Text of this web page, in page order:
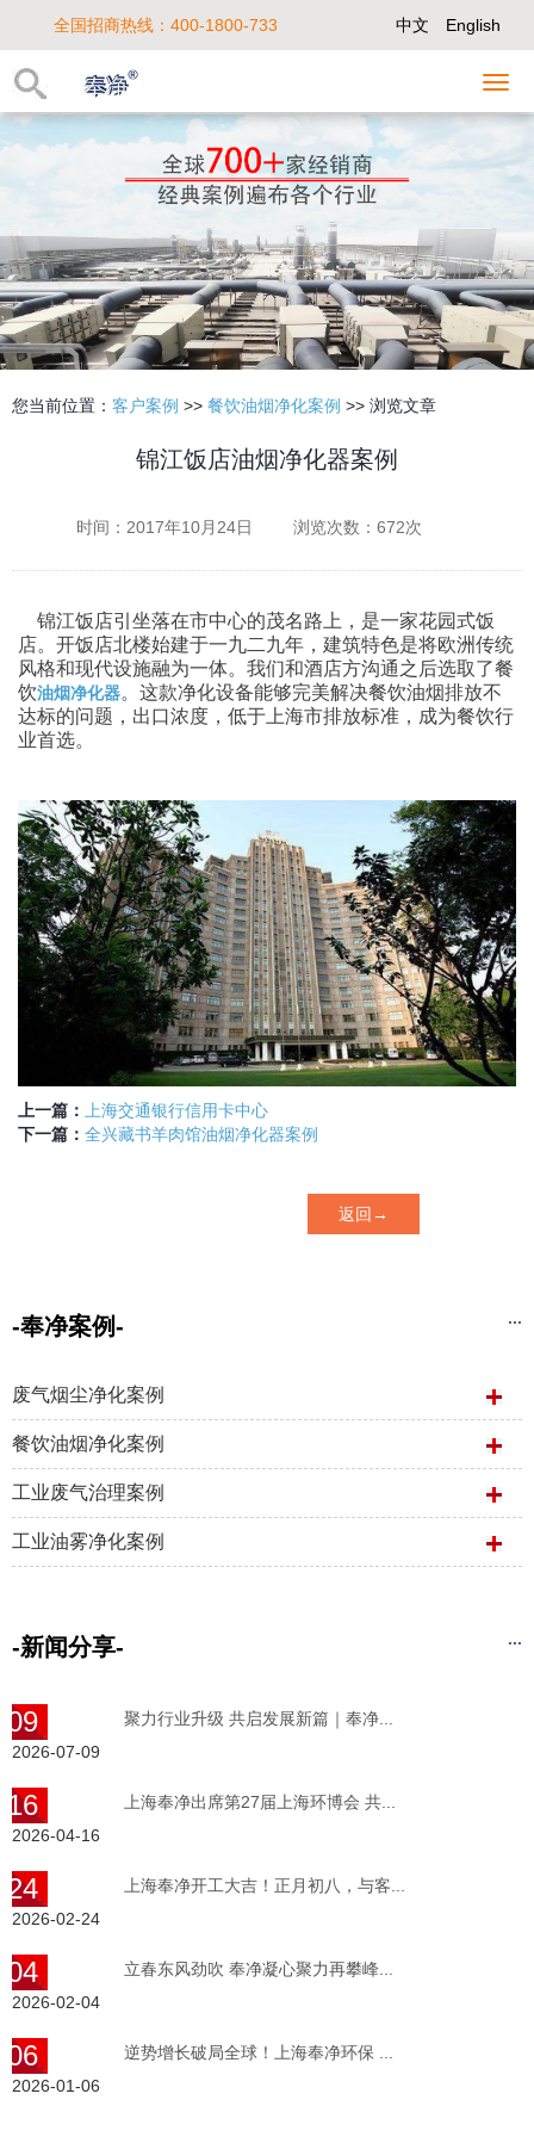
全国招商热线：400-1800-733 中文 English
您当前位置： 客户案例 >> 餐饮油烟净化案例 >> 浏览文章
锦江饭店油烟净化器案例
时间：2017年10月24日 浏览次数： 672次
锦江饭店引坐落在市中心的茂名路上，是一家花园式饭
店。开饭店北楼始建于一九二九年，建筑特色是将欧洲传统
风格和现代设施融为一体。我们和酒店方沟通之后选取了餐
饮油烟净化器。这款净化设备能够完美解决餐饮油烟排放不
达标的问题，出口浓度，低于上海市排放标准，成为餐饮行
业首选。
上一篇： 上海交通银行信用卡中心
下一篇： 全兴藏书羊肉馆油烟净化器案例
返回→
-奉净案例- ...
废气烟尘净化案例
餐饮油烟净化案例
工业废气治理案例
工业油雾净化案例
-新闻分享- ...
09
2026-07-09
聚力行业升级 共启发展新篇｜奉净...
16
2026-04-16
上海奉净出席第27届上海环博会 共...
24
2026-02-24
上海奉净开工大吉！正月初八，与客...
04
2026-02-04
立春东风劲吹 奉净凝心聚力再攀峰...
06
2026-01-06
逆势增长破局全球！上海奉净环保 ...